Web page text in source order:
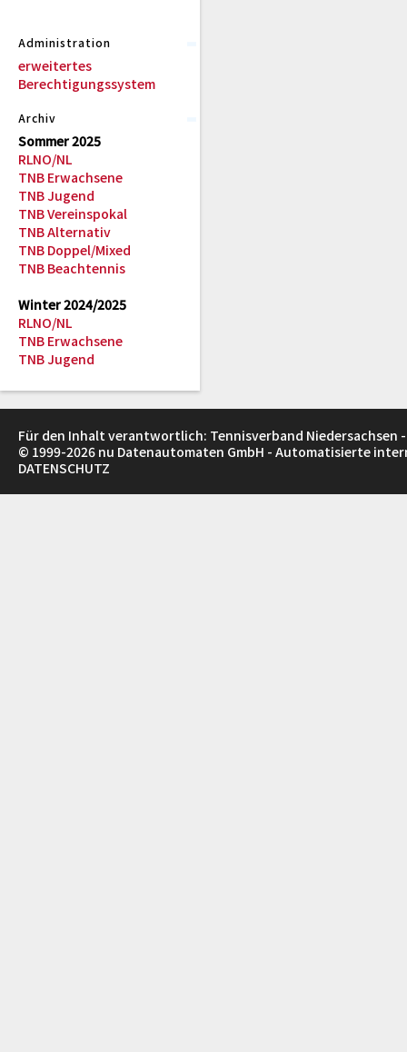
Administration
erweitertes
Berechtigungssystem
Archiv
Sommer 2025
RLNO/NL
TNB Erwachsene
TNB Jugend
TNB Vereinspokal
TNB Alternativ
TNB Doppel/Mixed
TNB Beachtennis
Winter 2024/2025
RLNO/NL
TNB Erwachsene
TNB Jugend
Für den Inhalt verantwortlich: Tennisverband Niedersachsen -
© 1999-2026 nu Datenautomaten GmbH - Automatisierte
DATENSCHUTZ